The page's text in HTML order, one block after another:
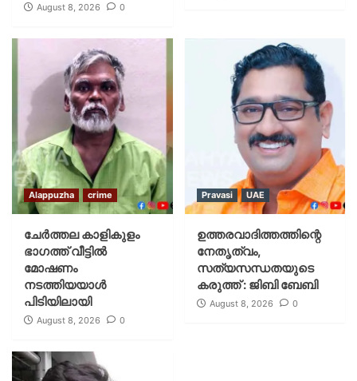
August 8, 2026 0
Alappuzha crime
ചേർത്തല കാളികുളം
ഭാഗത്ത് വീട്ടിൽ
മോഷണം
നടത്തിയയാൾ
പിടിയിലായി
August 8, 2026 0
Pravasi UAE
ഉത്തരവാദിത്തത്തിന്റെ
നേതൃത്വം,
സത്യസന്ധതയുടെ
കരുത്ത് : ജിബി ബേബി
August 8, 2026 0